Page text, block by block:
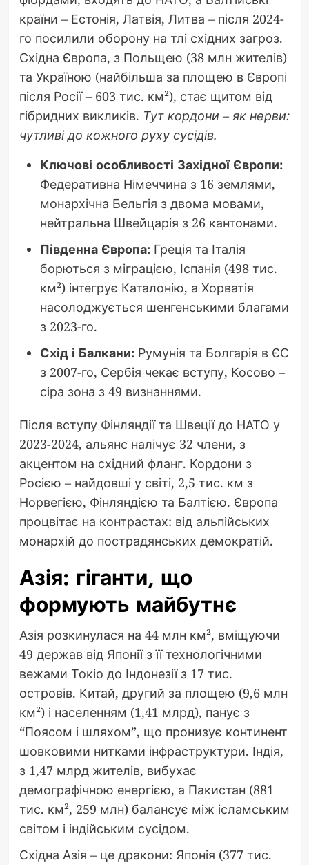
країни – Естонія, Латвія, Литва – після 2024-
го посилили оборону на тлі східних загроз.
Східна Європа, з Польщею (38 млн жителів)
та Україною (найбільша за площею в Європі
після Росії – 603 тис. км²), стає щитом від
гібридних викликів. Тут кордони – як нерви:
чутливі до кожного руху сусідів.
Ключові особливості Західної Європи:
Федеративна Німеччина з 16 землями,
монархічна Бельгія з двома мовами,
нейтральна Швейцарія з 26 кантонами.
Південна Європа:Греція та Італія
борються з міграцією, Іспанія (498 тис.
км²) інтегрує Каталонію, а Хорватія
насолоджується шенгенськими благами
з 2023-го.
Схід і Балкани:Румунія та Болгарія в ЄС
з 2007-го, Сербія чекає вступу, Косово –
сіра зона з 49 визнаннями.
Після вступу Фінляндії та Швеції до НАТО у
2023-2024, альянс налічує 32 члени, з
акцентом на східний фланг. Кордони з
Росією – найдовші у світі, 2,5 тис. км з
Норвегією, Фінляндією та Балтією. Європа
процвітає на контрастах: від альпійських
монархій до пострадянських демократій.
Азія: гіганти, що
формують майбутнє
Азія розкинулася на 44 млн км², вміщуючи
49 держав від Японії з її технологічними
вежами Токіо до Індонезії з 17 тис.
островів. Китай, другий за площею (9,6 млн
км²) і населенням (1,41 млрд), панує з
“Поясом і шляхом”, що пронизує континент
шовковими нитками інфраструктури. Індія,
з 1,47 млрд жителів, вибухає
демографічною енергією, а Пакистан (881
тис. км², 259 млн) балансує між ісламським
світом і індійським сусідом.
Східна Азія – це дракони: Японія (377 тис.